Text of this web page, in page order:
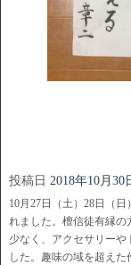
投稿日 2018年10月30
10月27日（土）28日（
れました。檀信徒有縁
少なく、アクセサリーや
した。趣味の域を超えた